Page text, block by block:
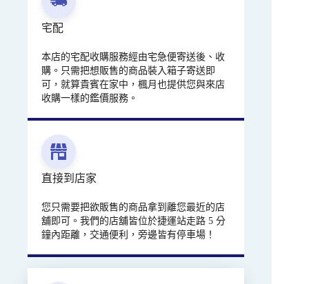
宅配
本店的宅配收購服務經由宅急便寄送後、收
購。只需把想販售的商品裝入箱子寄送即
可，就算貴賓在家中，楓月也提供您與來店
收購一樣的鑑價服務。
直接到店家
您只需要把欲販售的商品拿到離您最近的店
舖即可。我們的店舖皆位於捷運站走路 5 分
鐘內距離，交通便利，旁邊皆有停車場！